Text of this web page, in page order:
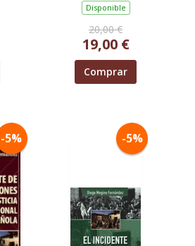
INTEGRACIÓN Y EL
ARRAIGO DE LA
POBLACIÓN
EXTRANJERA EN EL
Disponible
20,00 €
19,00 €
Comprar
-5% -5%